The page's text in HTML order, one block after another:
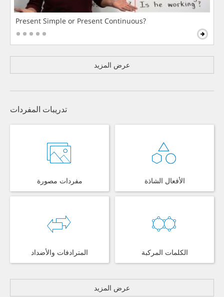
Present Simple or Present Continuous?
عرض المزيد
تدريبات المفردات
مفردات مصورة الأفعال الشاذة
المترادفات والأضداد الكلمات المركبة
عرض المزيد